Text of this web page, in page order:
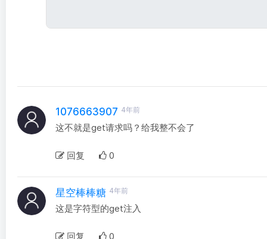
1076663907 4年前
这不就是get请求吗？给我整不会了
回复 0
星空棒棒糖 4年前
这是字符型的get注入
回复 0